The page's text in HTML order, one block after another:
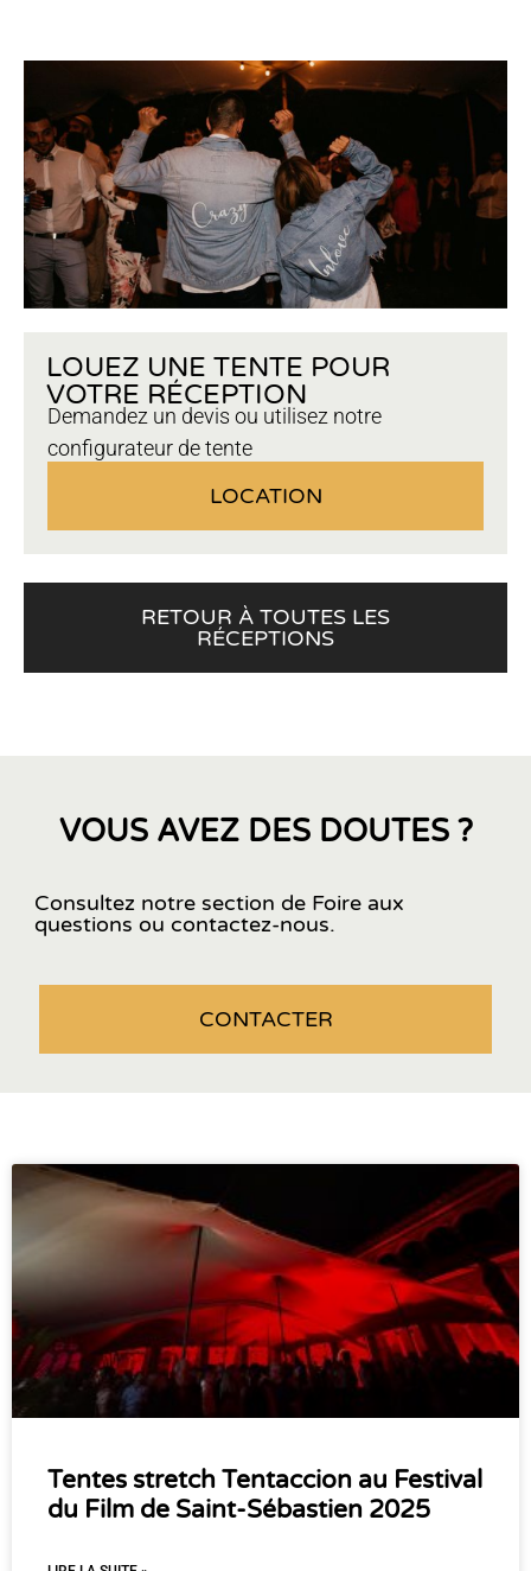
LOUEZ UNE TENTE POUR
VOTRE RÉCEPTION
Demandez un devis ou utilisez notre
configurateur de tente
LOCATION
RETOUR À TOUTES LES
RÉCEPTIONS
VOUS AVEZ DES DOUTES ?
Consultez notre section de Foire aux
questions ou contactez-nous.
CONTACTER
Tentes stretch Tentaccion au Festival
du Film de Saint-Sébastien 2025